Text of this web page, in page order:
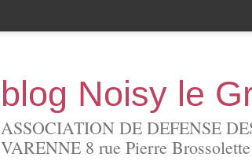
blog Noisy le
ASSOCIATION DE DEFENSE
VARENNE 8 rue Pierre